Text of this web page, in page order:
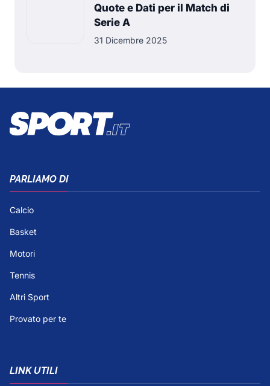
Quote e Dati per il Match di
Serie A
31 Dicembre 2025
PARLIAMO DI
Calcio
Basket
Motori
Tennis
Altri Sport
Provato per te
LINK UTILI